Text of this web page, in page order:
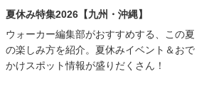
夏休み特集2026【九州・沖縄】
ウォーカー編集部がおすすめする、この夏
の楽しみ方を紹介。夏休みイベント＆おで
かけスポット情報が盛りだくさん！